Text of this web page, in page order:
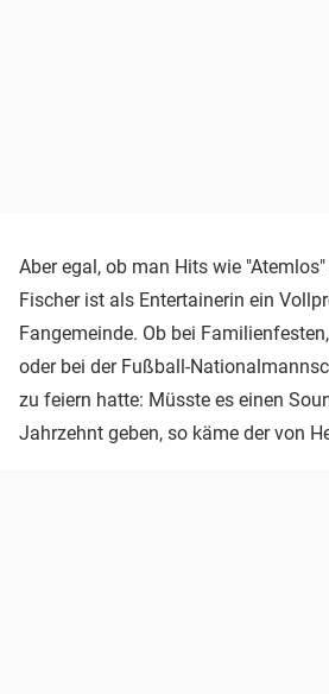
Aber egal, ob man Hits wie
Fischer ist als Entertainerin ein
Fangemeinde. Ob bei
oder bei der Fußball-
zu feiern hatte: Müsste es einen
Jahrzehnt geben, so käme der von